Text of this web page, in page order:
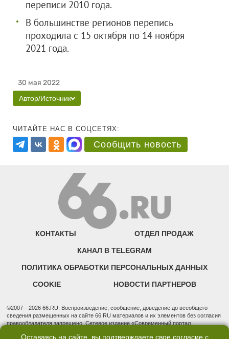
переписи 2010 года.
В большинстве регионов перепись
проходила с 15 октября по 14 ноября
2021 года.
30 мая 2022
Автор/Источник
ЧИТАЙТЕ НАС В СОЦСЕТЯХ:
Сообщить новость
КОНТАКТЫ ОТДЕЛ ПРОДАЖ
КАНАЛ В TELEGRAM
ПОЛИТИКА ОБРАБОТКИ ПЕРСОНАЛЬНЫХ ДАННЫХ
COOKIE НОВОСТИ ПАРТНЕРОВ
©2007—2026 66.RU. Воспроизведение, сообщение, доведение до всеобщего
сведения размещенных на сайте 66.RU материалов и их элементов без согласия
правообладателя запрещено. Сетевое издание «Современный портал
Оставаясь на сайте, вы подтверждаете свое согласие с